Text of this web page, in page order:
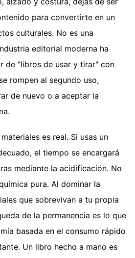
para convertirte en un
culturales. No es una
editorial moderna ha
de "libros de usar y tirar" con
rompen al segundo uso,
de nuevo o a aceptar la
es real. Si usas un
el tiempo se encargará
mediante la acidificación. No
pura. Al dominar la
que sobrevivan a tu propia
de la permanencia es lo que
basada en el consumo rápido
Un libro hecho a mano es